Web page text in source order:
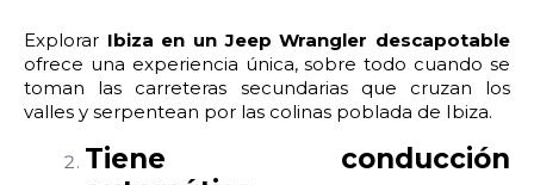
Explorar Ibiza en un Jeep Wrangler descapotable
ofrece una experiencia única, sobre todo cuando se
toman las carreteras secundarias que cruzan los
valles y serpentean por las colinas poblada de Ibiza.
Tiene conducción
8:00 8:30 9:00 9:30
10:00 10:30 11:00 11:30
12:00 12:30 13:30